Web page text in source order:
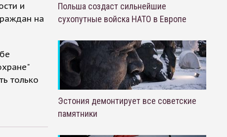
и
на
только
Польша создаст сильнейшие
сухопутные войска НАТО в Европе
Эстония демонтирует все советские
памятники